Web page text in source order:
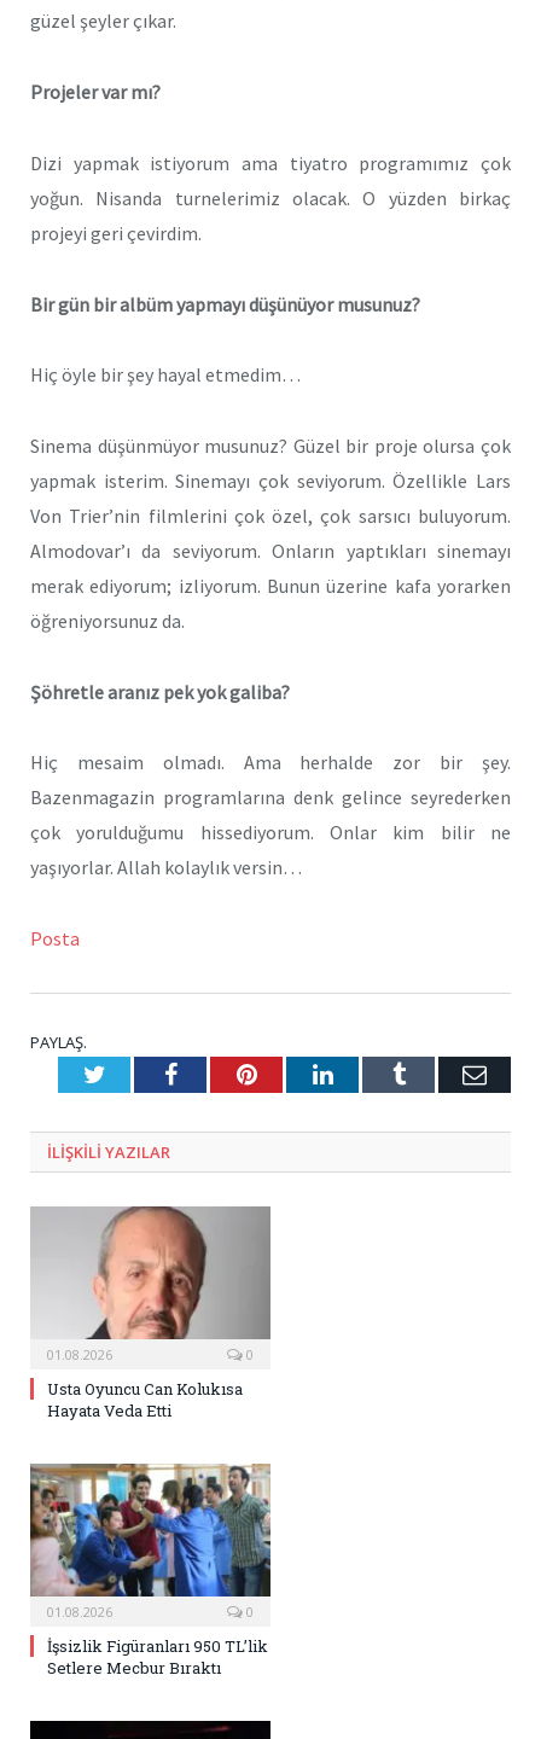
güzel şeyler çıkar.
Projeler var mı?
Dizi yapmak istiyorum ama tiyatro programımız çok
yoğun. Nisanda turnelerimiz olacak. O yüzden birkaç
projeyi geri çevirdim.
Bir gün bir albüm yapmayı düşünüyor musunuz?
Hiç öyle bir şey hayal etmedim…
Sinema düşünmüyor musunuz? Güzel bir proje olursa çok
yapmak isterim. Sinemayı çok seviyorum. Özellikle Lars
Von Trier’nin filmlerini çok özel, çok sarsıcı buluyorum.
Almodovar’ı da seviyorum. Onların yaptıkları sinemayı
merak ediyorum; izliyorum. Bunun üzerine kafa yorarken
öğreniyorsunuz da.
Şöhretle aranız pek yok galiba?
Hiç mesaim olmadı. Ama herhalde zor bir şey.
Bazenmagazin programlarına denk gelince seyrederken
çok yorulduğumu hissediyorum. Onlar kim bilir ne
yaşıyorlar. Allah kolaylık versin…
Posta
PAYLAŞ.
TwitterFacebookPinterestLinkedInTumblr E-
ILIŞKILI YAZILAR
01.08.2026 0
Usta Oyuncu Can Kolukısa
Hayata Veda Etti
01.08.2026 0
İşsizlik Figüranları 950 TL’lik
Setlere Mecbur Bıraktı